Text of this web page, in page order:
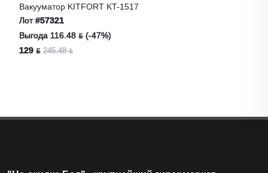
Вакууматор KITFORT KT-1517
Лот#57321
Выгода 116.48 ƃ (-47%)
129 ƃ 245.48 ƃ